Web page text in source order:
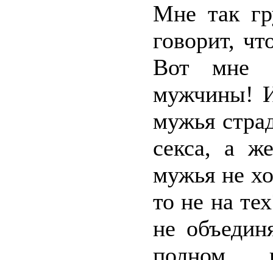
Мне так
говорит,
Вот мне
мужчины!
мужья
секса, а
мужья не
то не на
не